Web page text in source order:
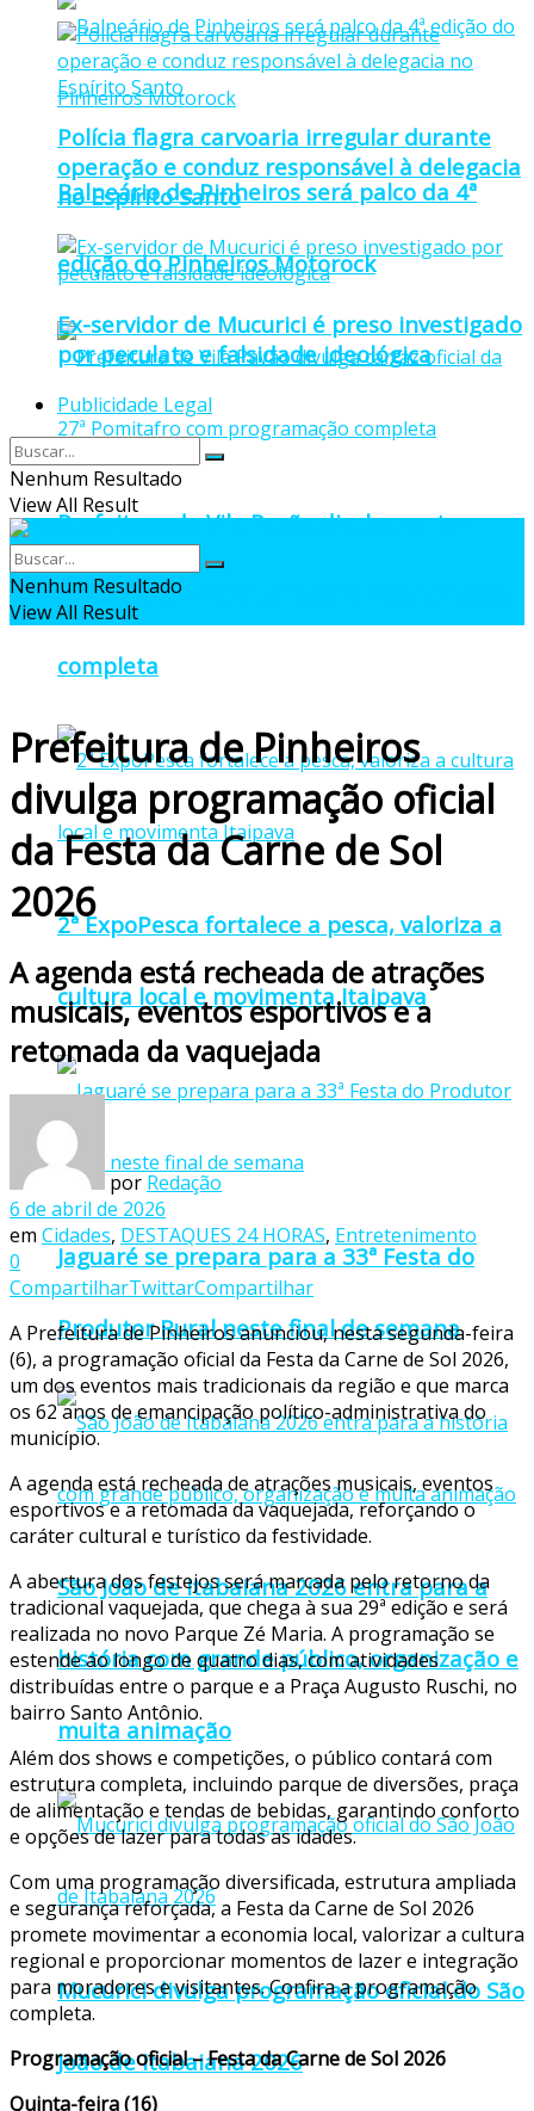
Balneário de Pinheiros será palco da 4ª
edição do Pinheiros Motorock
Prefeitura de Vila Pavão divulga cartaz
oficial da 27ª Pomitafro com programação
completa
2ª ExpoPesca fortalece a pesca, valoriza a
cultura local e movimenta Itaipava
Jaguaré se prepara para a 33ª Festa do
Produtor Rural neste final de semana
São João de Itabaiana 2026 entra para a
história com grande público, organização e
muita animação
Mucurici divulga programação oficial do São
João de Itabaiana 2026
Polícia flagra carvoaria irregular durante
operação e conduz responsável à delegacia
no Espírito Santo
Ex-servidor de Mucurici é preso investigado
por peculato e falsidade ideológica
Publicidade Legal
Nenhum Resultado
View All Result
Nenhum Resultado
View All Result
Prefeitura de Pinheiros
divulga programação oficial
da Festa da Carne de Sol
2026
A agenda está recheada de atrações
musicais, eventos esportivos e a
retomada da vaquejada
por Redação
6 de abril de 2026
em Cidades, DESTAQUES 24 HORAS, Entretenimento
0
CompartilharTwittarCompartilhar
A Prefeitura de Pinheiros anunciou, nesta segunda-feira
(6), a programação oficial da Festa da Carne de Sol 2026,
um dos eventos mais tradicionais da região e que marca
os 62 anos de emancipação político-administrativa do
município.
A agenda está recheada de atrações musicais, eventos
esportivos e a retomada da vaquejada, reforçando o
caráter cultural e turístico da festividade.
A abertura dos festejos será marcada pelo retorno da
tradicional vaquejada, que chega à sua 29ª edição e será
realizada no novo Parque Zé Maria. A programação se
estende ao longo de quatro dias, com atividades
distribuídas entre o parque e a Praça Augusto Ruschi, no
bairro Santo Antônio.
Além dos shows e competições, o público contará com
estrutura completa, incluindo parque de diversões, praça
de alimentação e tendas de bebidas, garantindo conforto
e opções de lazer para todas as idades.
Com uma programação diversificada, estrutura ampliada
e segurança reforçada, a Festa da Carne de Sol 2026
promete movimentar a economia local, valorizar a cultura
regional e proporcionar momentos de lazer e integração
para moradores e visitantes. Confira a programação
completa.
Programação oficial – Festa da Carne de Sol 2026
Quinta-feira (16)